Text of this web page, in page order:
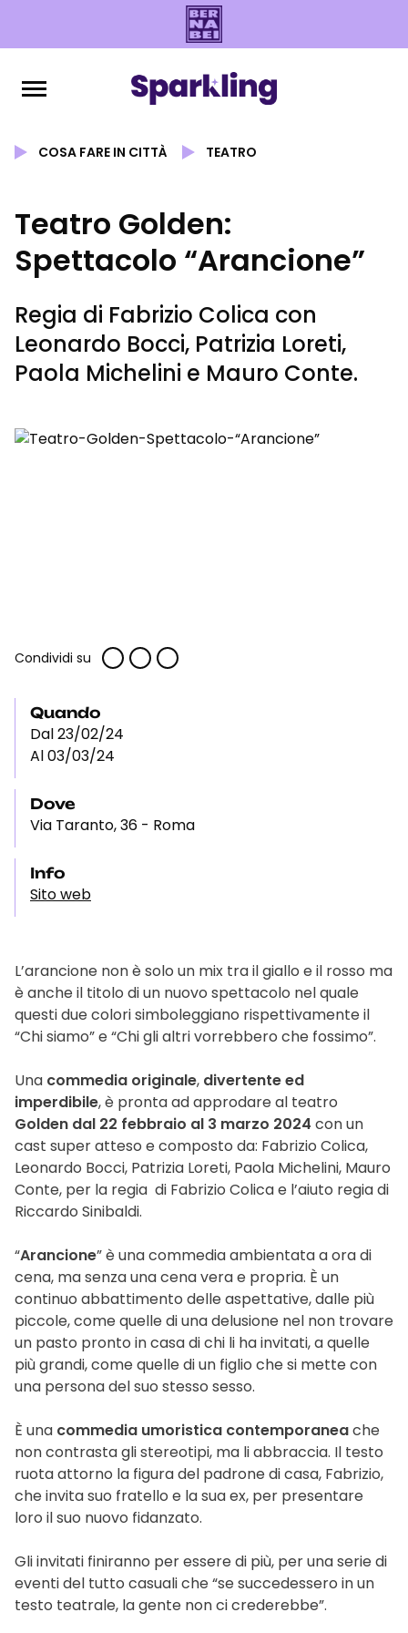
COSA FARE IN CITTÀ TEATRO
Teatro Golden:
Spettacolo “Arancione”
Regia di Fabrizio Colica con
Leonardo Bocci, Patrizia Loreti,
Paola Michelini e Mauro Conte.
Condividi su
Quando
Dal 23/02/24
Al 03/03/24
Dove
Via Taranto, 36 - Roma
Info
Sito web
L’arancione non è solo un mix tra il giallo e il rosso ma
è anche il titolo di un nuovo spettacolo nel quale
questi due colori simboleggiano rispettivamente il
“Chi siamo” e “Chi gli altri vorrebbero che fossimo”.
Una commedia originale, divertente ed
imperdibile, è pronta ad approdare al teatro
Golden dal 22 febbraio al 3 marzo 2024 con un
cast super atteso e composto da: Fabrizio Colica,
Leonardo Bocci, Patrizia Loreti, Paola Michelini, Mauro
Conte, per la regia di Fabrizio Colica e l’aiuto regia di
Riccardo Sinibaldi.
“Arancione” è una commedia ambientata a ora di
cena, ma senza una cena vera e propria. È un
continuo abbattimento delle aspettative, dalle più
piccole, come quelle di una delusione nel non trovare
un pasto pronto in casa di chi li ha invitati, a quelle
più grandi, come quelle di un figlio che si mette con
una persona del suo stesso sesso.
È una commedia umoristica contemporaneache
non contrasta gli stereotipi, ma li abbraccia. Il testo
ruota attorno la figura del padrone di casa, Fabrizio,
che invita suo fratello e la sua ex, per presentare
loro il suo nuovo fidanzato.
Gli invitati finiranno per essere di più, per una serie di
eventi del tutto casuali che “se succedessero in un
testo teatrale, la gente non ci crederebbe”.